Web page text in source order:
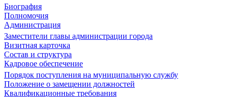
Биография
Полномочия
Администрация
Заместители главы администрации города
Визитная карточка
Состав и структура
Кадровое обеспечение
Порядок поступления на муниципальную службу
Положение о замещении должностей
Квалификационные требования